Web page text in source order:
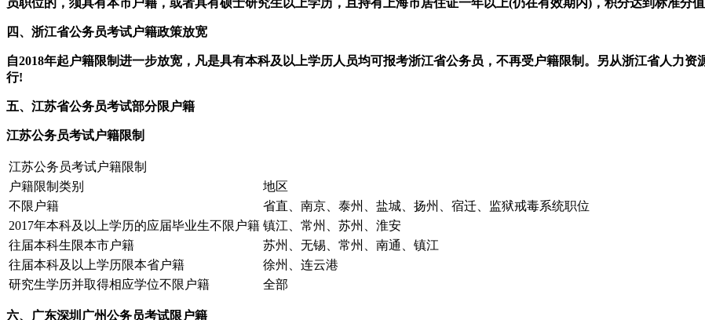
四、浙江省公务员考试户籍政策放宽
自2018年起户籍限制进一步放宽，凡是具有本科及以上学历人员均可报考浙江省公务员，不再受户籍限制。另从浙江省人力
行!
五、江苏省公务员考试部分限户籍
江苏公务员考试户籍限制
江苏公务员考试户籍限制
户籍限制类别
地区
不限户籍
省直、南京、泰州、盐城、扬州、宿迁、监狱戒毒系统职位
2017年本科及以上学历的应届毕业生不限户籍 镇江、常州、苏州、淮安
往届本科生限本市户籍
苏州、无锡、常州、南通、镇江
往届本科及以上学历限本省户籍
徐州、连云港
研究生学历并取得相应学位不限户籍
全部
六、广东深圳广州公务员考试限户籍